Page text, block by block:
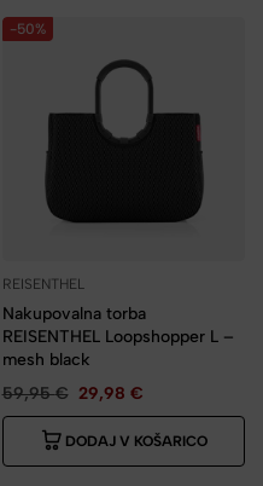
-50%
REISENTHEL
Nakupovalna torba
REISENTHEL Loopshopper L –
mesh black
59,95€ 29,98 €
DODAJ V KOŠARICO